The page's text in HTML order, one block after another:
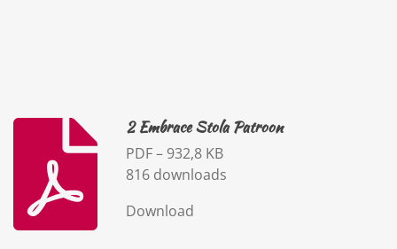
2 Embrace Stola Patroon
PDF – 932,8 KB
816 downloads
Download